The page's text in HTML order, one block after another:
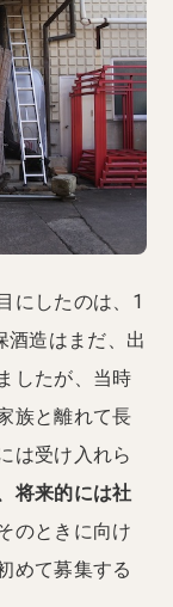
にしたのは、1
酒造はまだ、出
したが、当時
族と離れて長
は受け入れら
将来的には社
のときに向け
めて募集する